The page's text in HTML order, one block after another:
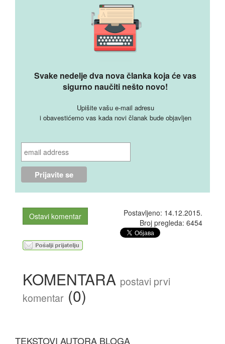
Svake nedelje dva nova članka koja će vas
sigurno naučiti nešto novo!
Upišite vašu e-mail adresu
i obavestićemo vas kada novi članak bude objavljen
Ostavi komentar
Postavljeno: 14.12.2015.
Broj pregleda: 6454
KOMENTARA postavi prvi
komentar (0)
TEKSTOVI AUTORA BLOGA